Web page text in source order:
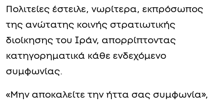
Πολιτείες έστειλε, νωρίτερα, εκπρόσωπος
της ανώτατης κοινής στρατιωτικής
διοίκησης του Ιράν, απορρίπτοντας
κατηγορηματικά κάθε ενδεχόμενο
συμφωνίας.
«Μην αποκαλείτε την ήττα σας συμφωνία»,